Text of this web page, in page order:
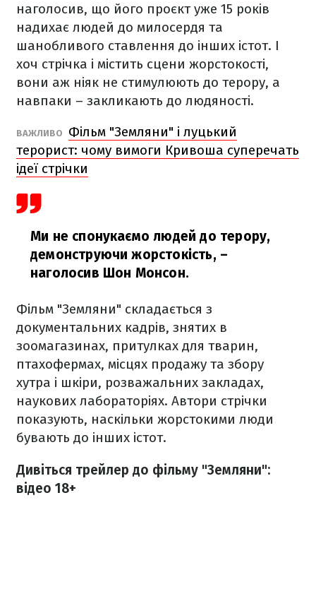
наголосив, що його проєкт уже 15 років
надихає людей до милосердя та
шанобливого ставлення до інших істот. І
хоч стрічка і містить сцени жорстокості,
вони аж ніяк не стимулюють до терору, а
навпаки – закликають до людяності.
ВАЖЛИВО
Фільм "Земляни" і луцький
терорист: чому вимоги Кривоша суперечать
ідеї стрічки
Ми не спонукаємо людей до терору,
демонструючи жорстокість, –
наголосив Шон Монсон.
Фільм "Земляни" складається з
документальних кадрів, знятих в
зоомагазинах, притулках для тварин,
птахофермах, місцях продажу та збору
хутра і шкіри, розважальних закладах,
наукових лабораторіях. Автори стрічки
показують, наскільки жорстокими люди
бувають до інших істот.
Дивіться трейлер до фільму "Земляни":
відео 18+